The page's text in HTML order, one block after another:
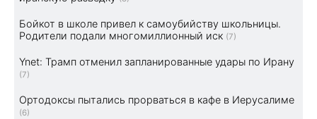
Бойкот в школе привел к самоубийству школьницы.
Родители подали многомиллионный иск (7)
Ynet: Трамп отменил запланированные удары по Ирану
(7)
Ортодоксы пытались прорваться в кафе в Иерусалиме
(6)